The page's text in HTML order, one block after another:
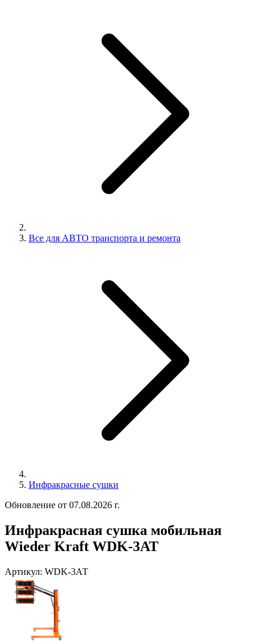
Все для АВТО транспорта и ремонта
Инфракрасные сушки
Обновление от 07.08.2026 г.
Инфракрасная сушка мобильная
Wieder Kraft WDK-3АТ
Артикул: WDK-3АТ